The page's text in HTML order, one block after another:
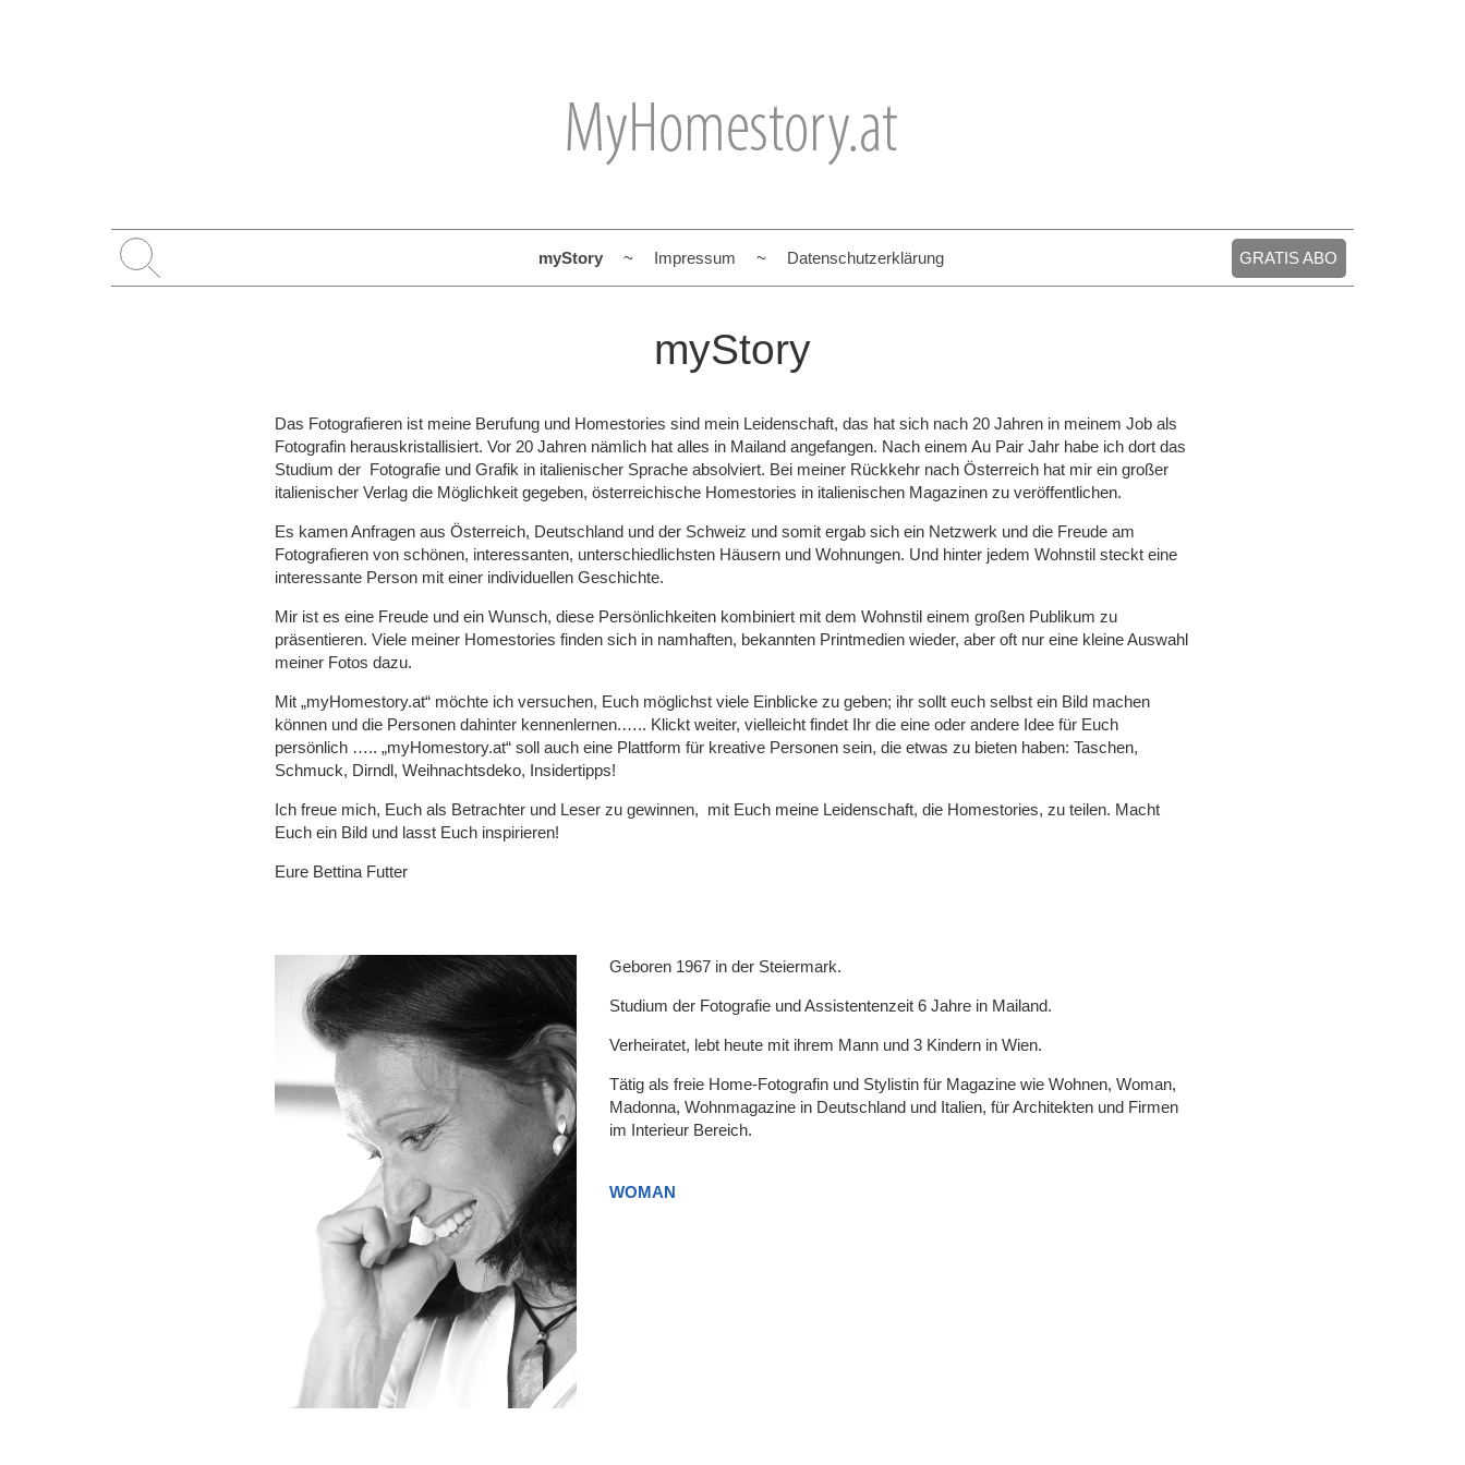
myStory Impressum Datenschutzerklärung GRATIS ABO
myStory
Das Fotografieren ist meine Berufung und Homestories sind mein Leidenschaft, das hat sich nach 20 Jahren in meinem Job als
Fotografin herauskristallisiert. Vor 20 Jahren nämlich hat alles in Mailand angefangen. Nach einem Au Pair Jahr habe ich dort das
Studium der Fotografie und Grafik in italienischer Sprache absolviert. Bei meiner Rückkehr nach Österreich hat mir ein großer
italienischer Verlag die Möglichkeit gegeben, österreichische Homestories in italienischen Magazinen zu veröffentlichen.
Es kamen Anfragen aus Österreich, Deutschland und der Schweiz und somit ergab sich ein Netzwerk und die Freude am
Fotografieren von schönen, interessanten, unterschiedlichsten Häusern und Wohnungen. Und hinter jedem Wohnstil steckt eine
interessante Person mit einer individuellen Geschichte.
Mir ist es eine Freude und ein Wunsch, diese Persönlichkeiten kombiniert mit dem Wohnstil einem großen Publikum zu
präsentieren. Viele meiner Homestories finden sich in namhaften, bekannten Printmedien wieder, aber oft nur eine kleine Auswahl
meiner Fotos dazu.
Mit „myHomestory.at“ möchte ich versuchen, Euch möglichst viele Einblicke zu geben; ihr sollt euch selbst ein Bild machen
können und die Personen dahinter kennenlernen.….. Klickt weiter, vielleicht findet Ihr die eine oder andere Idee für Euch
persönlich ….. „myHomestory.at“ soll auch eine Plattform für kreative Personen sein, die etwas zu bieten haben: Taschen,
Schmuck, Dirndl, Weihnachtsdeko, Insidertipps!
Ich freue mich, Euch als Betrachter und Leser zu gewinnen, mit Euch meine Leidenschaft, die Homestories, zu teilen. Macht
Euch ein Bild und lasst Euch inspirieren!
Eure Bettina Futter
Geboren 1967 in der Steiermark.
Studium der Fotografie und Assistentenzeit 6 Jahre in Mailand.
Verheiratet, lebt heute mit ihrem Mann und 3 Kindern in Wien.
Tätig als freie Home-Fotografin und Stylistin für Magazine wie Wohnen, Woman,
Madonna, Wohnmagazine in Deutschland und Italien, für Architekten und Firmen
im Interieur Bereich.
WOMAN